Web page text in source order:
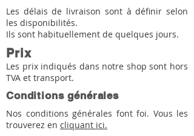
Les délais de livraison sont à définir selon
les disponibilités.
Ils sont habituellement de quelques jours.
Prix
Les prix indiqués dans notre shop sont hors
TVA et transport.
Conditions générales
Nos conditions générales font foi. Vous les
trouverez en cliquant ici.